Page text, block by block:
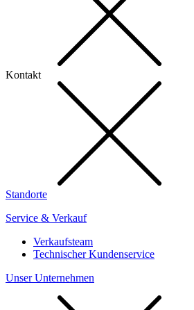
Kontakt
Standorte
Service & Verkauf
Verkaufsteam
Technischer Kundenservice
Unser Unternehmen